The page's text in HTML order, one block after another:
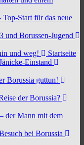
Start für das neue
und Borussen-Jugend
und weg!
Startseite
Einstand
Borussia guttun!
der Borussia?
der Mann mit dem
bei Borussia